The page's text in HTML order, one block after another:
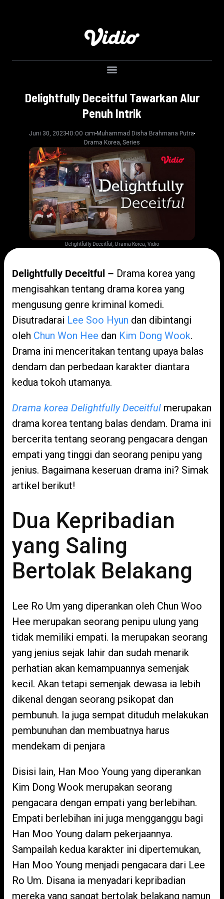
Delightfully Deceitful Tawarkan Alur
Penuh Intrik
Juni 30, 2023 10:00 am Muhammad Disha Brahmana Putra
Drama Korea, Series
Delightfully Deceitful , Drama Korea, Vidio
Delightfully Deceitful – Drama korea yang
mengisahkan tentang drama korea yang
mengusung genre kriminal komedi.
Disutradarai Lee Soo Hyun dan dibintangi
oleh Chun Won Hee dan Kim Dong Wook.
Drama ini menceritakan tentang upaya balas
dendam dan perbedaan karakter diantara
kedua tokoh utamanya.
Drama korea Delightfully Deceitful merupakan
drama korea tentang balas dendam. Drama ini
bercerita tentang seorang pengacara dengan
empati yang tinggi dan seorang penipu yang
jenius. Bagaimana keseruan drama ini? Simak
artikel berikut!
Dua Kepribadian
yang Saling
Bertolak Belakang
Lee Ro Um yang diperankan oleh Chun Woo
Hee merupakan seorang penipu ulung yang
tidak memiliki empati. Ia merupakan seorang
yang jenius sejak lahir dan sudah menarik
perhatian akan kemampuannya semenjak
kecil. Akan tetapi semenjak dewasa ia lebih
dikenal dengan seorang psikopat dan
pembunuh. Ia juga sempat dituduh melakukan
pembunuhan dan membuatnya harus
mendekam di penjara
Disisi lain, Han Moo Young yang diperankan
Kim Dong Wook merupakan seorang
pengacara dengan empati yang berlebihan.
Empati berlebihan ini juga mengganggu bagi
Han Moo Young dalam pekerjaannya.
Sampailah kedua karakter ini dipertemukan,
Han Moo Young menjadi pengacara dari Lee
Ro Um. Disana ia menyadari kepribadian
mereka yang sangat bertolak belakang namun